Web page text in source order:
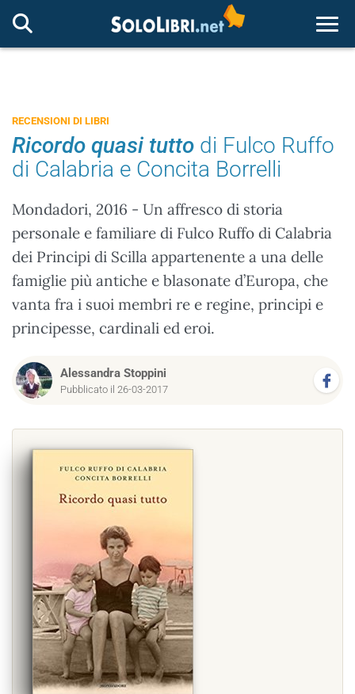
RECENSIONI DI LIBRI
Ricordo quasi tutto di Fulco Ruffo
di Calabria e Concita Borrelli
Mondadori, 2016 - Un affresco di storia
personale e familiare di Fulco Ruffo di Calabria
dei Principi di Scilla appartenente a una delle
famiglie più antiche e blasonate d’Europa, che
vanta fra i suoi membri re e regine, principi e
principesse, cardinali ed eroi.
Alessandra Stoppini
Pubblicato il 26-03-2017